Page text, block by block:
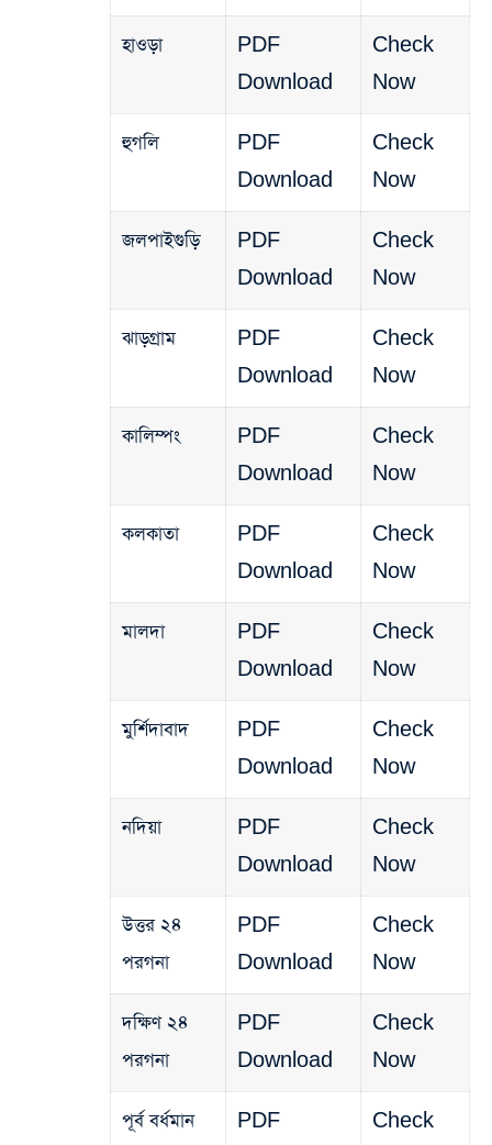
হাওড়া
PDF
Download
Check
Now
হুগলি
PDF
Download
Check
Now
জলপাইগুড়ি
PDF
Download
Check
Now
ঝাড়গ্রাম
PDF
Download
Check
Now
কালিম্পং
PDF
Download
Check
Now
কলকাতা
PDF
Download
Check
Now
মালদা
PDF
Download
Check
Now
মুর্শিদাবাদ
PDF
Download
Check
Now
নদিয়া
PDF
Download
Check
Now
উত্তর ২৪
পরগনা
PDF
Download
Check
Now
দক্ষিণ ২৪
পরগনা
PDF
Download
Check
Now
পূর্ব বর্ধমান
PDF
Check